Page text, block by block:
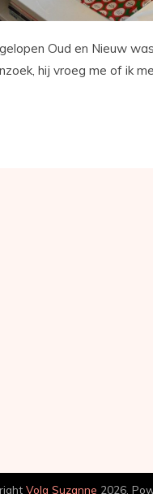
Oud en Nieuw
hij vroeg me of ik
Volg Suzanne 2026.